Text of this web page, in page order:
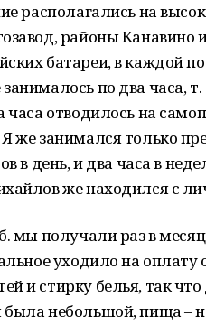
располагались на
районы
батареи, в каждой
по два часа, т.
часа отводилось на
же занимался только
в день, и два часа в
же находился с
мы получали раз в
уходило на
и стирку белья, так
небольшой, пища –